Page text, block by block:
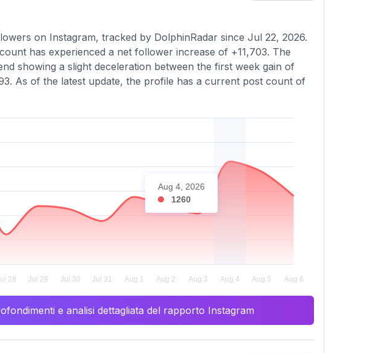
on Instagram, tracked by DolphinRadar since Jul 22, 2026.
has experienced a net follower increase of +11,703. The
showing a slight deceleration between the first week gain of
As of the latest update, the profile has a current post count of
Aug 4, 2026
1260
e analisi dettagliata del rapporto Instagram